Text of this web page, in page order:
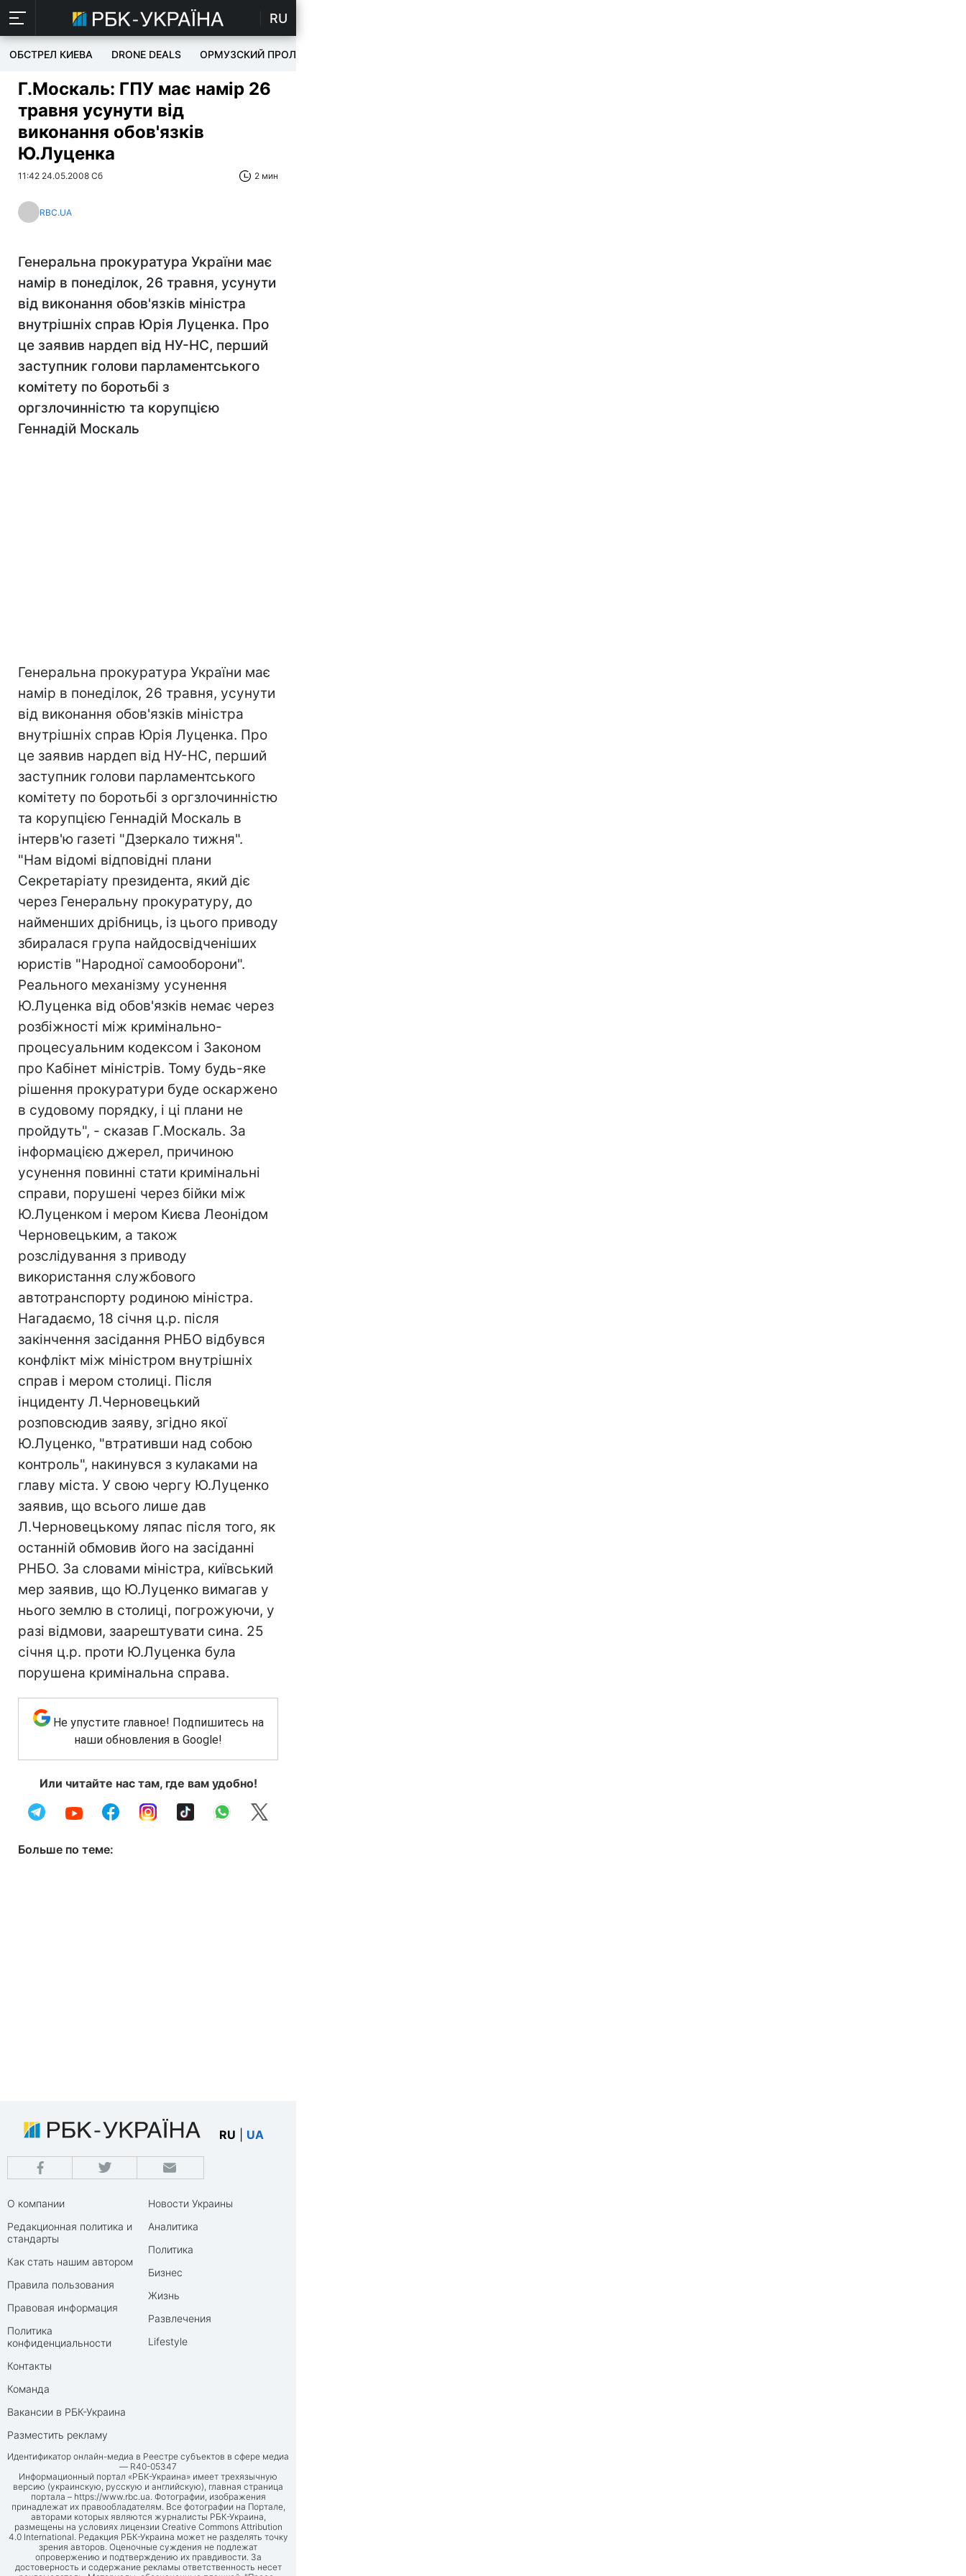
RU
ОБСТРЕЛ КИЕВА DRONE DEALS ОРМУЗСКИЙ ПРОЛИВ
Г.Москаль: ГПУ має намір 26
травня усунути від
виконання обов'язків
Ю.Луценка
11:42 24.05.2008 Сб 2 мин
RBC.UA
Генеральна прокуратура України має
намір в понеділок, 26 травня, усунути
від виконання обов'язків міністра
внутрішніх справ Юрія Луценка. Про
це заявив нардеп від НУ-НС, перший
заступник голови парламентського
комітету по боротьбі з
оргзлочинністю та корупцією
Геннадій Москаль
Генеральна прокуратура України має
намір в понеділок, 26 травня, усунути
від виконання обов'язків міністра
внутрішніх справ Юрія Луценка. Про
це заявив нардеп від НУ-НС, перший
заступник голови парламентського
комітету по боротьбі з оргзлочинністю
та корупцією Геннадій Москаль в
інтерв'ю газеті "Дзеркало тижня".
"Нам відомі відповідні плани
Секретаріату президента, який діє
через Генеральну прокуратуру, до
найменших дрібниць, із цього приводу
збиралася група найдосвідченіших
юристів "Народної самооборони".
Реального механізму усунення
Ю.Луценка від обов'язків немає через
розбіжності між кримінально-
процесуальним кодексом і Законом
про Кабінет міністрів. Тому будь-яке
рішення прокуратури буде оскаржено
в судовому порядку, і ці плани не
пройдуть", - сказав Г.Москаль. За
інформацією джерел, причиною
усунення повинні стати кримінальні
справи, порушені через бійки між
Ю.Луценком і мером Києва Леонідом
Черновецьким, а також
розслідування з приводу
використання службового
автотранспорту родиною міністра.
Нагадаємо, 18 січня ц.р. після
закінчення засідання РНБО відбувся
конфлікт між міністром внутрішніх
справ і мером столиці. Після
інциденту Л.Черновецький
розповсюдив заяву, згідно якої
Ю.Луценко, "втративши над собою
контроль", накинувся з кулаками на
главу міста. У свою чергу Ю.Луценко
заявив, що всього лише дав
Л.Черновецькому ляпас після того, як
останній обмовив його на засіданні
РНБО. За словами міністра, київський
мер заявив, що Ю.Луценко вимагав у
нього землю в столиці, погрожуючи, у
разі відмови, заарештувати сина. 25
січня ц.р. проти Ю.Луценка була
порушена кримінальна справа.
Не упустите главное! Подпишитесь на
наши обновления в Google!
Или читайте нас там, где вам удобно!
Больше по теме:
RU UA
О компании
Редакционная политика и
стандарты
Как стать нашим автором
Правила пользования
Правовая информация
Политика
конфиденциальности
Контакты
Команда
Вакансии в РБК-Украина
Разместить рекламу
Новости Украины
Аналитика
Политика
Бизнес
Жизнь
Развлечения
Lifestyle
Идентификатор онлайн-медиа в Реестре субъектов в сфере медиа
— R40-05347
Информационный портал «РБК-Украина» имеет трехязычную
версию (украинскую, русскую и английскую), главная страница
портала – https://www.rbc.ua. Фотографии, изображения
принадлежат их правообладателям. Все фотографии на Портале,
авторами которых являются журналисты РБК-Украина,
размещены на условиях лицензии Creative Commons Attribution
4.0 International. Редакция РБК-Украина может не разделять точку
зрения авторов. Оценочные суждения не подлежат
опровержению и подтверждению их правдивости. За
достоверность и содержание рекламы ответственность несет